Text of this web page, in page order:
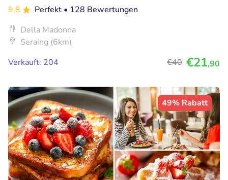
9.8
Perfekt • 128 Bewertungen
Della Madonna
Seraing (6km)
Verkauft: 204
€40 €21,90
49% Rabatt